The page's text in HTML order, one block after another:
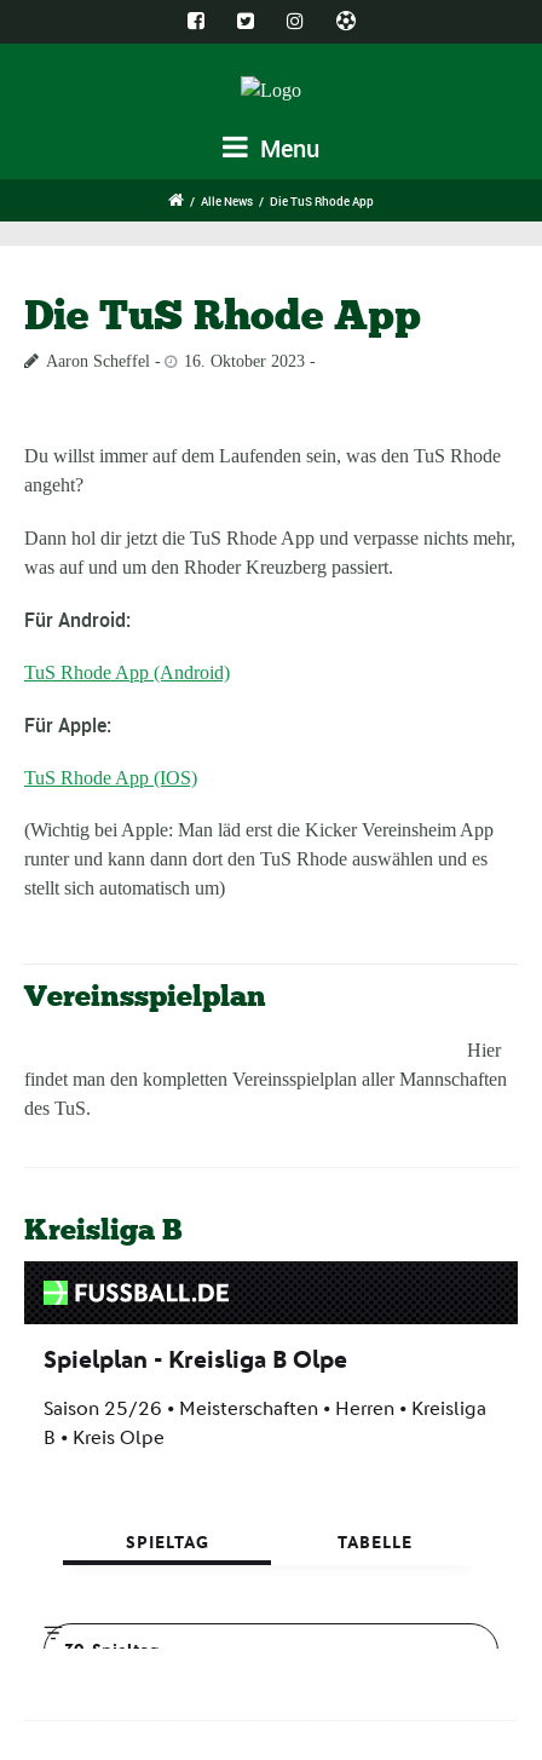
Menu
/ Alle News / Die TuS Rhode App
Die TuS Rhode App
Aaron Scheffel 16. Oktober 2023
Du willst immer auf dem Laufenden sein, was den TuS Rhode
angeht?
Dann hol dir jetzt die TuS Rhode App und verpasse nichts mehr,
was auf und um den Rhoder Kreuzberg passiert.
Für Android:
TuS Rhode App (Android)
Für Apple:
TuS Rhode App (IOS)
(Wichtig bei Apple: Man läd erst die Kicker Vereinsheim App
runter und kann dann dort den TuS Rhode auswählen und es
stellt sich automatisch um)
Vereinsspielplan
Hier
findet man den kompletten Vereinsspielplan aller Mannschaften
des TuS.
Kreisliga B